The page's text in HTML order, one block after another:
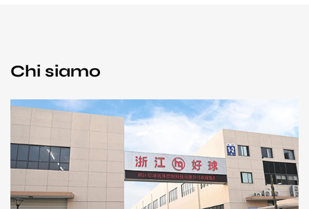
Chi siamo